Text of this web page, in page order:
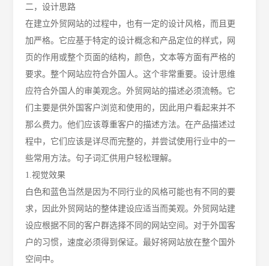
二，设计思路
在建立外贸网站的过程中，也有一定的设计风格，而且更
加严格。它应基于特定的设计概念和产品定位的样式，网
页的作用或整个页面的结构，颜色，文本等方面有严格的
要求。整个网站应符合外国人。这个非常重要。设计思维
应符合外国人的审美观念。外贸网站的描述必须流畅。它
们主要是供外国客户浏览和使用的，因此用户看起来并不
那么费力。他们应该尊重客户的描述方法。在产品描述过
程中，它们应该是详尽而完整的，并尝试使用行业中的一
些常用方法。句子词汇供用户轻松理解。
1.视觉效果
白色和蓝色当然是因为不同行业的风格可能也有不同的要
求，因此外贸网站的整体建设应适当而美观。外贸网站建
设应根据不同的客户群选择不同的网站空间。对于外国客
户的习惯，速度必须得到保证。最好将网站放在整个国外
空间中。